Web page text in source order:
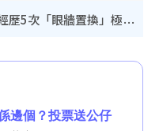
颱風白海豚料周日襲浙江！經歷5次「眼牆置換」極罕見 成登陸內地最長途颱風